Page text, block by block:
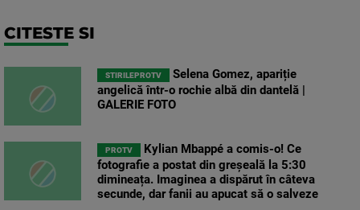
CITESTE SI
STIRILEPROTV
Selena Gomez, apariție
angelică într-o rochie albă din dantelă |
GALERIE FOTO
PROTV
Kylian Mbappé a comis-o! Ce
fotografie a postat din greșeală la 5:30
dimineața. Imaginea a dispărut în câteva
secunde, dar fanii au apucat să o salveze